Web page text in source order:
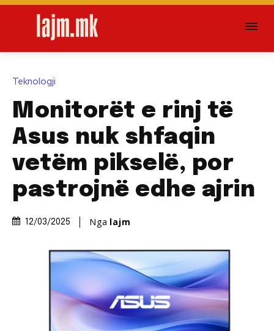
Teknologji
Monitorët e rinj të
Asus nuk shfaqin
vetëm pikselë, por
pastrojnë edhe ajrin
12/03/2025 Nga lajm